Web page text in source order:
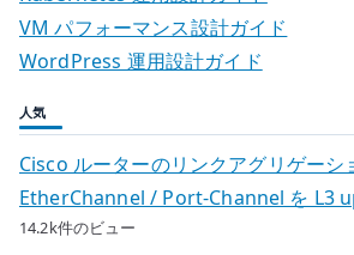
動
す
る
の
か
へ
の
VM パフォーマンス設計ガイド
WordPress 運用設計ガイド
人気
Cisco ルーターのリンクアグリゲーシ
EtherChannel / Port-Channel を L3
14.2k件のビュー